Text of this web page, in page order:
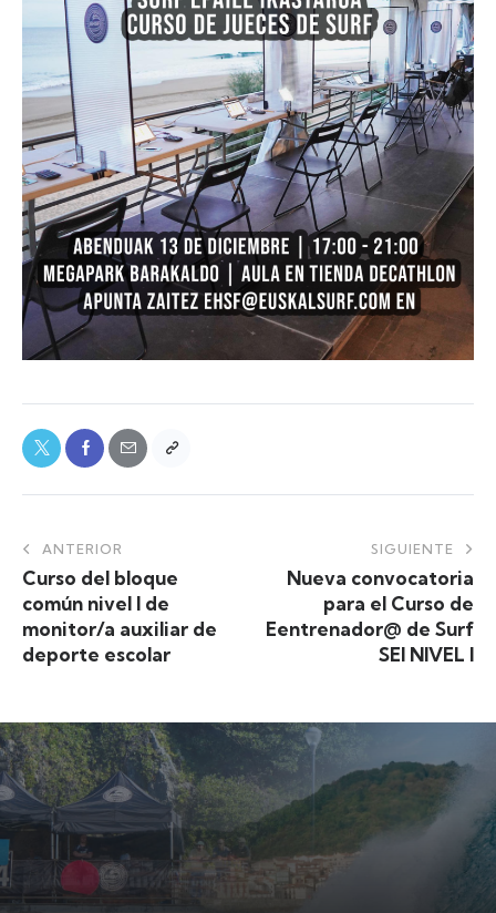
ANTERIOR
Curso del bloque
común nivel I de
monitor/a auxiliar de
deporte escolar
SIGUIENTE
Nueva convocatoria
para el Curso de
Eentrenador@ de Surf
SEI NIVEL I